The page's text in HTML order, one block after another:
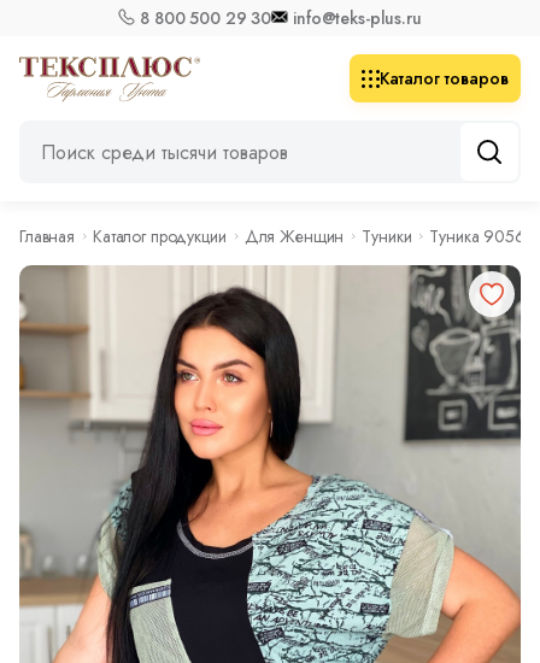
8 800 500 29 30 info@teks-plus.ru
Каталог товаров
Главная Каталог продукции Для Женщин Туники Туника 9056